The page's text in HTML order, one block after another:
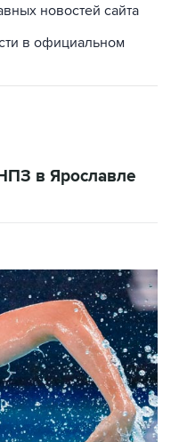
новостей сайта
в официальном
в Ярославле